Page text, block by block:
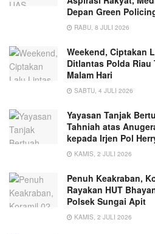
Depan Green
RABU, 8 JULI 2026
Weekend, Ciptakan
Ditlantas Polda
Malam Hari
SABTU, 4 JULI 2026
Yayasan Tanjak
Tahniah atas
kepada Irjen Pol
KAMIS, 2 JULI 2026
Penuh Keakraban,
Rayakan HUT
Polsek Sungai Apit
KAMIS, 2 JULI 2026